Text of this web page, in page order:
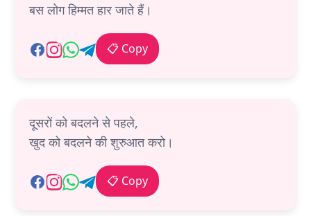
बस लोग हिम्मत हार जाते हैं।
📋 Copy
दूसरों को बदलने से पहले,
खुद को बदलने की शुरुआत करो।
📋 Copy